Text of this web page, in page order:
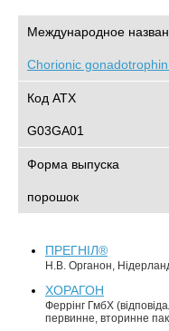
Международное
Chorionic
Код АТХ
G03GA01
Форма выпуска
порошок
ПРЕГНІЛ®
Н.В. Органон,
ХОРАГОН
Феррінг ГмбХ
первинне, вторинне